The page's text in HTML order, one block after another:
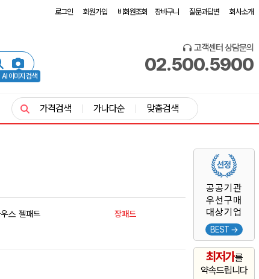
로그인 회원가입 비회원조회 장바구니 질문과답변 회사소개
AI 이미지 검색
고객센터 상담문의
02.500.5900
공공기관
우선구매
대상기업
BEST →
최저가를
약속드립니다
가격검색 가나다순 맞춤검색
스 젤패드
장패드